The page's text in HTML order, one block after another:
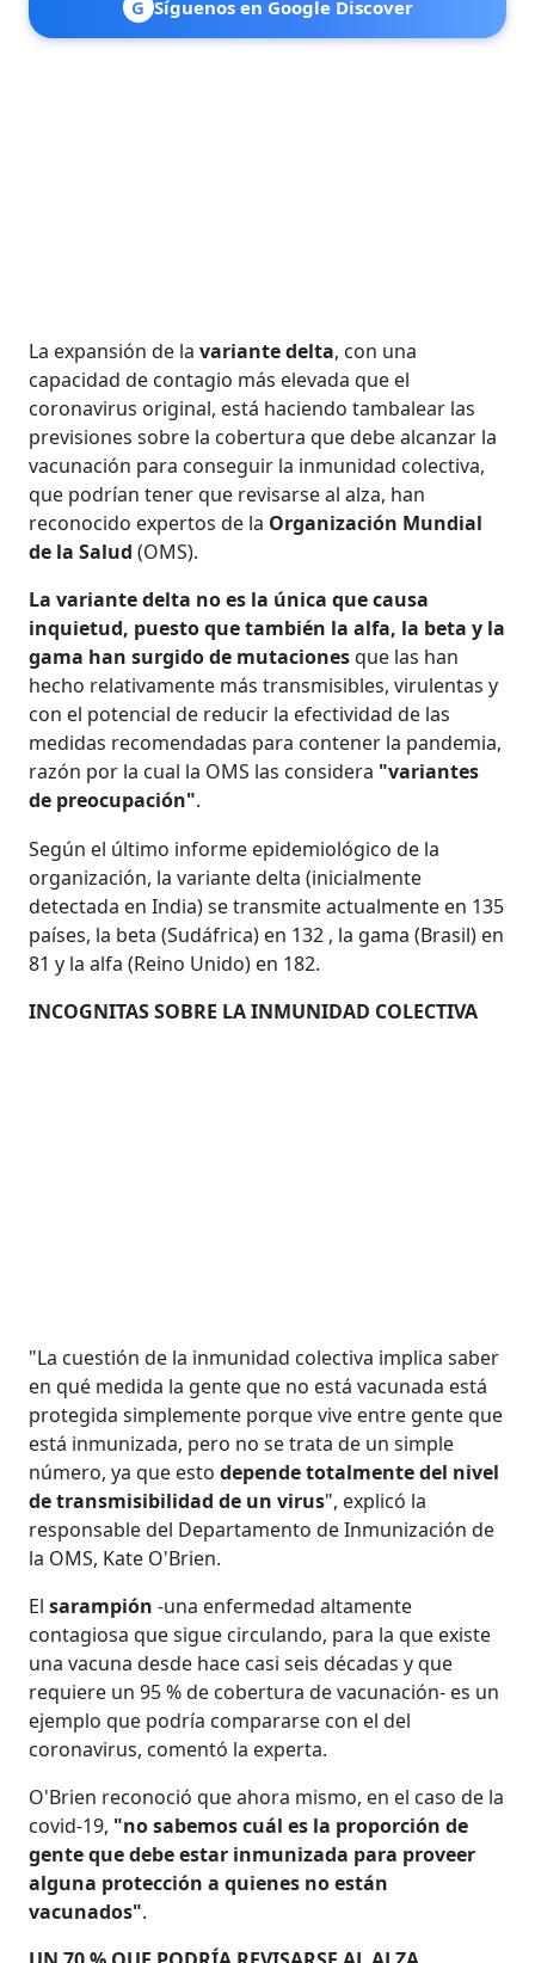
G Síguenos en Google Discover
La expansión de la variante delta, con una
capacidad de contagio más elevada que el
coronavirus original, está haciendo tambalear las
previsiones sobre la cobertura que debe alcanzar la
vacunación para conseguir la inmunidad colectiva,
que podrían tener que revisarse al alza, han
reconocido expertos de la Organización Mundial
de la Salud (OMS).
La variante delta no es la única que causa
inquietud, puesto que también la alfa, la beta y la
gama han surgido de mutacionesque las han
hecho relativamente más transmisibles, virulentas y
con el potencial de reducir la efectividad de las
medidas recomendadas para contener la pandemia,
razón por la cual la OMS las considera "variantes
de preocupación".
Según el último informe epidemiológico de la
organización, la variante delta (inicialmente
detectada en India) se transmite actualmente en 135
países, la beta (Sudáfrica) en 132 , la gama (Brasil) en
81 y la alfa (Reino Unido) en 182.
INCOGNITAS SOBRE LA INMUNIDAD COLECTIVA
"La cuestión de la inmunidad colectiva implica saber
en qué medida la gente que no está vacunada está
protegida simplemente porque vive entre gente que
está inmunizada, pero no se trata de un simple
número, ya que estodepende totalmente del nivel
de transmisibilidad de un virus", explicó la
responsable del Departamento de Inmunización de
la OMS, Kate O'Brien.
Elsarampión -una enfermedad altamente
contagiosa que sigue circulando, para la que existe
una vacuna desde hace casi seis décadas y que
requiere un 95 % de cobertura de vacunación- es un
ejemplo que podría compararse con el del
coronavirus, comentó la experta.
O'Brien reconoció que ahora mismo, en el caso de la
covid-19, "no sabemos cuál es la proporción de
gente que debe estar inmunizada para proveer
alguna protección a quienes no están
vacunados".